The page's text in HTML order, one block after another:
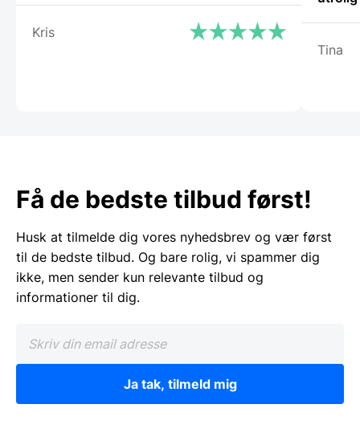
Kris
Tina
Få de bedste tilbud først!
Husk at tilmelde dig vores nyhedsbrev og vær først
til de bedste tilbud. Og bare rolig, vi spammer dig
ikke, men sender kun relevante tilbud og
informationer til dig.
Ja tak, tilmeld mig